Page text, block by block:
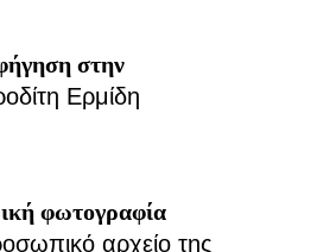
στην
Ερμίδη
φωτογραφία
αρχείο της